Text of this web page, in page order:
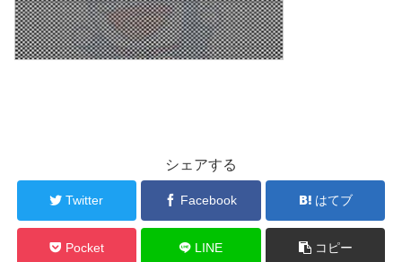
シェアする
Twitter Facebook はてブ
Pocket LINE コピー